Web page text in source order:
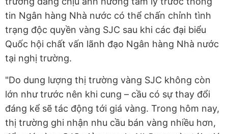
tin Ngân hàng Nhà nước có thể chấn chỉnh tình
trạng độc quyền vàng SJC sau khi các đại biểu
Quốc hội chất vấn lãnh đạo Ngân hàng Nhà nước
tại nghị trường.
"Do dung lượng thị trường vàng SJC không còn
lớn như trước nên khi cung – cầu có sự thay đổi
đáng kể sẽ tác động tới giá vàng. Trong hôm nay,
thị trường ghi nhận nhu cầu bán vàng nhiều hơn,